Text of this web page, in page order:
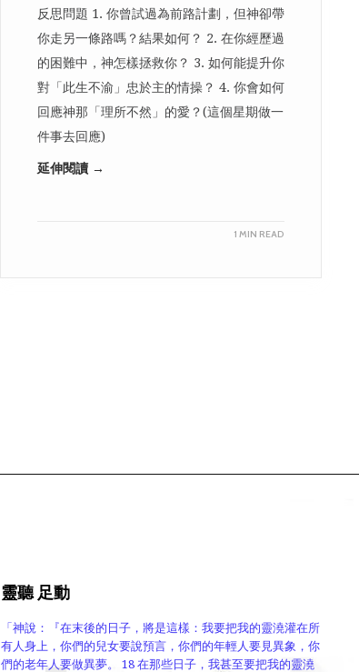
反思問題 1. 你曾試過為前路計劃，但神卻帶
你走另一條路嗎？結果如何？ 2. 在你經歷過
的困難中，神怎樣拯救你？ 3. 如何能提升你
對「此生不渝」忠於主的情操？ 4. 你會如何
回應神那「理所不然」的愛？(這個星期做一
件事去回應)
延伸閱讀 →
1 MIN READ
靈聽 足動
「神說：『在末後的日子，將是這樣：我要把我的靈澆灌在所
有人身上，你們的兒女要說預言，你們的年輕人要見異象，你
們的老年人要做異夢。 18 在那些日子，我甚至要把我的靈澆